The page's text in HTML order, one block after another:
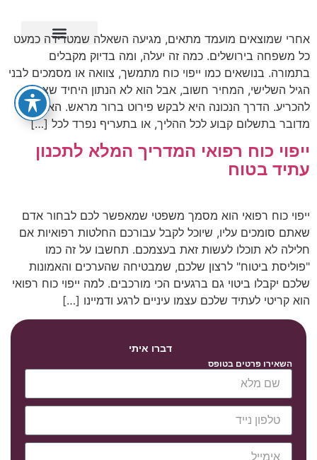
אחרי שמוצאים מועמד מתאים, מגיעה השאלה שמטרידה כמעט
כל משפחה בירושלים. כמה זה יעלה, ומה בדיוק מקבלים
בתמורה. בנושאים כמו ייפוי כוח מתמשך, צוואה או מסמכים לבני
הגיל השלישי, המחיר חשוב, אבל הוא לא הנתון היחיד שצריך
להכריע. הדרך הנכונה היא לבקש פירוט ברור מראש. האם
מדובר בתשלום קבוע לכל ההליך, או בתעריף נפרד לכל […]
ייפוי כוח רפואי המדריך המלא לתכנון
עתיד בטוח
ייפוי כוח רפואי הוא מסמך משפטי שמאפשר לכם לבחור אדם
שאתם סומכים עליו, שיוכל לקבל עבורכם החלטות רפואיות אם
חלילה לא תוכלו לעשות זאת בעצמכם. תחשבו על זה כמו
"פוליסת ביטוח" לרצון שלכם, שמבטיחה שהערכים והאמונות
שלכם יקבלו ביטוי גם ברגעים הכי מורכבים. למה ייפוי כוח רפואי
הוא קריטי לעתיד שלכם עצמו עיניים לרגע ודמיינו […]
דברו איתי
השאירו פרטים בטופס